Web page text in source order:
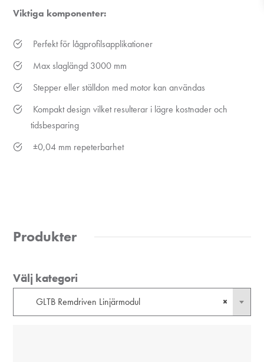
Viktiga komponenter:
Perfekt för lågprofilsapplikationer
Max slaglängd 3000 mm
Stepper eller ställdon med motor kan användas
Kompakt design vilket resulterar i lägre kostnader och
tidsbesparing
±0,04 mm repeterbarhet
Produkter
Välj kategori
×
GLTB Remdriven Linjärmodul